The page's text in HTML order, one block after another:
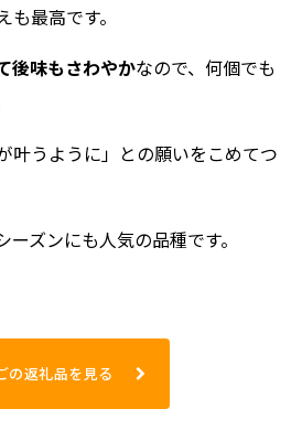
最高です。
後味もさわやかなので、何個でも
叶うように」との願いをこめてつ
ズンにも人気の品種です。
の返礼品を見る